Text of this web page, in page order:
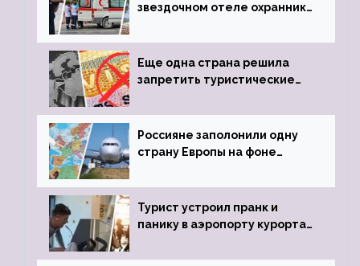
звездочном отеле охранник
пистолета
Еще одна страна решила
запретить туристические
Россияне заполонили одну
страну Европы на фоне
виз
Турист устроил пранк и
панику в аэропорту курорта,
задержке рейса